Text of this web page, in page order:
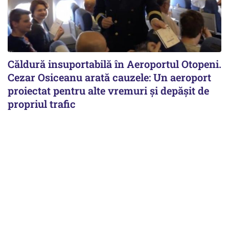
Căldură insuportabilă în Aeroportul Otopeni.
Cezar Osiceanu arată cauzele: Un aeroport
proiectat pentru alte vremuri și depășit de
propriul trafic